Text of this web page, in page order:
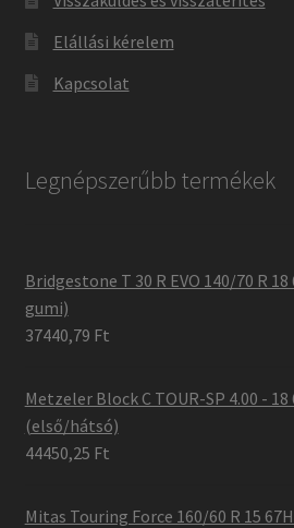
Elállási kérelem
Kapcsolat
Legnépszerűbb termékek
Bridgestone T 30 R EVO 140/70 R
gumi)
37440,79 Ft
Metzeler Block C TOUR-SP 4.00 - 18
(első/hátsó)
44450,25 Ft
Mitas Touring Force 160/60 R 15